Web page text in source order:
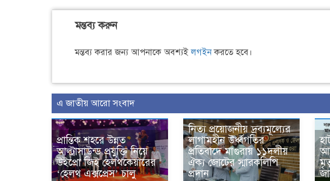
মন্তব্য করুন
মন্তব্য করার জন্য আপনাকে অবশ্যইলগইনকরতে হবে।
এ জাতীয় আরো সংবাদ
প্রান্তিক শহরে উন্নত
আল্ট্রাসাউন্ড প্রযুক্তি নিয়ে
উইপ্রো জিই হেলথকেয়ারের
‘হেলথ এক্সপ্রেস’ চালু
নিত্য প্রয়োজনীয় দ্রব্যমূল্যের
লাগামহীন উর্ধ্বগতির
প্রতিবাদে মাগুরায় ১১দলীয়
ঐক্য জোটের স্মারকলিপি
প্রদান